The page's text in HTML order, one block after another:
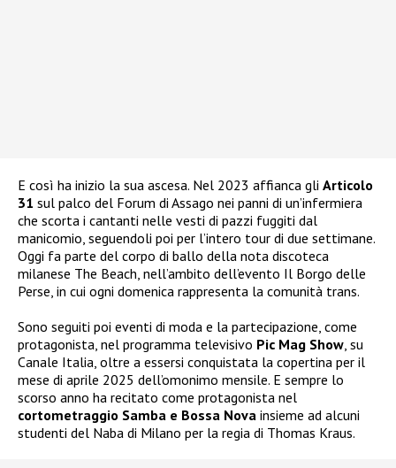
E così ha inizio la sua ascesa. Nel 2023 affianca gli Articolo
31 sul palco del Forum di Assago nei panni di un’infermiera
che scorta i cantanti nelle vesti di pazzi fuggiti dal
manicomio, seguendoli poi per l’intero tour di due settimane.
Oggi fa parte del corpo di ballo della nota discoteca
milanese The Beach, nell’ambito dell’evento Il Borgo delle
Perse, in cui ogni domenica rappresenta la comunità trans.
Sono seguiti poi eventi di moda e la partecipazione, come
protagonista, nel programma televisivo Pic Mag Show, su
Canale Italia, oltre a essersi conquistata la copertina per il
mese di aprile 2025 dell’omonimo mensile. E sempre lo
scorso anno ha recitato come protagonista nel
cortometraggio Samba e Bossa Nova insieme ad alcuni
studenti del Naba di Milano per la regia di Thomas Kraus.